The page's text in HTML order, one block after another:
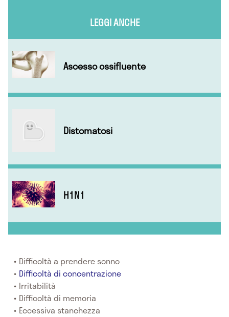
LEGGI ANCHE
Ascesso ossifluente
Distomatosi
H1N1
Difficoltà a prendere sonno
Difficoltà di concentrazione
Irritabilità
Difficoltà di memoria
Eccessiva stanchezza